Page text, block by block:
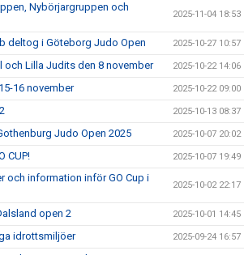
Nybörjargruppen och
2025-11-04 18:53
deltog i Göteborg Judo Open 2025-10-27 10:57
Lilla Judits den 8 november 2025-10-22 14:06
16 november 2025-10-22 09:00
2025-10-13 08:37
Judo Open 2025 2025-10-07 20:02
CUP! 2025-10-07 19:49
och information inför GO Cup i
2025-10-02 22:17
open 2 2025-10-01 14:45
idrottsmiljöer 2025-09-24 16:57